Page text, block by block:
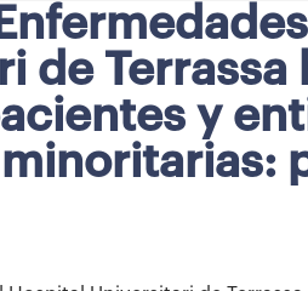
de Terrassa
y